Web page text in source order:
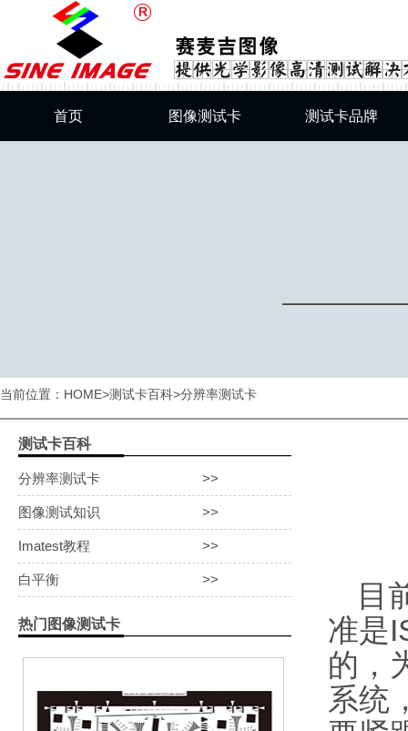
首页 图像测试卡
色彩还原测试卡
测试卡品牌
当前位置： HOME>测试卡百科>分辨率测试卡
测试卡百科
分辨率测试卡 >>
图像测试知识 >>
Imatest教程 >>
白平衡 >>
热门图像测试卡
目
准是
的，
系统